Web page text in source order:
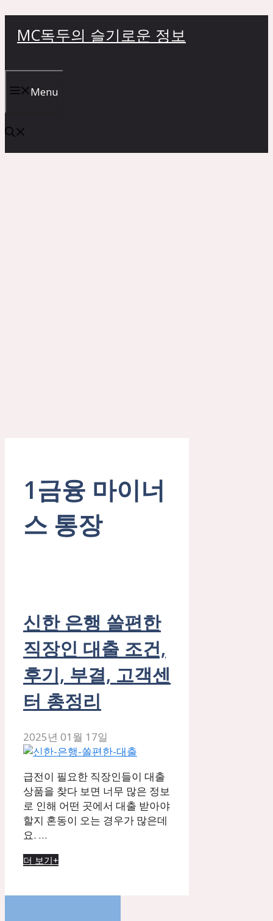
너
뛰
기
MC독두의 슬기로운 정보
Menu
1금융 마이너
스 통장
신한 은행 쏠편한
직장인 대출 조건,
후기, 부결, 고객센
터 총정리
2025년 01월 17일
급전이 필요한 직장인들이 대출
상품을 찾다 보면 너무 많은 정보
로 인해 어떤 곳에서 대출 받아야
할지 혼동이 오는 경우가 많은데
요. …
더 보기+